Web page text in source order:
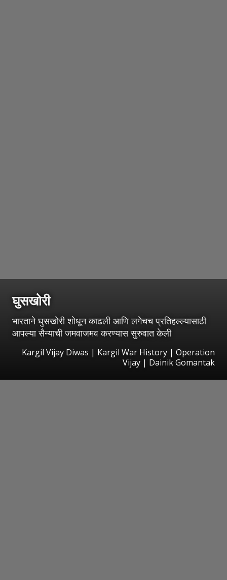
घुसखोरी
भारताने घुसखोरी शोधून काढली आणि लगेचच प्रतिहल्ल्यासाठी
आपल्या सैन्याची जमवाजमव करण्यास सुरुवात केली
Kargil Vijay Diwas | Kargil War History | Operation
Vijay | Dainik Gomantak